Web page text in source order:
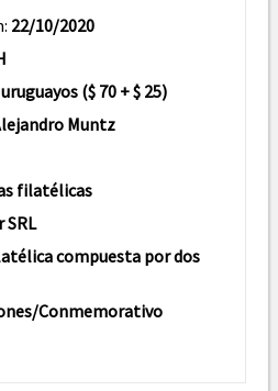
22/10/2020
($ 70 + $ 25)
Muntz
filatélicas
SRL
compuesta por dos
Conmemorativo